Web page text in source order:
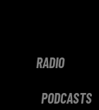
RADIO
PODCASTS